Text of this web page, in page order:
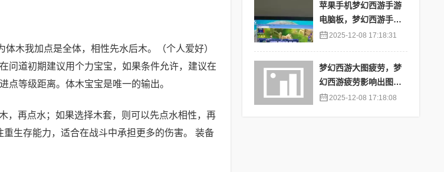
木我加点是全体，相性先水后木。（个人爱好）
问道初期建议用个力宝宝，如果条件允许，建议在
点等级距离。体木宝宝是唯一的输出。
，再点水；如果选择木套，则可以先点水相性，再
生存能力，适合在战斗中承担更多的伤害。 装备
苹果手机梦幻西游手游
电脑板，梦幻西游手游
苹果端怎么在电脑上登
2025-12-08 17:18:31
梦幻西游大图疲劳，梦
幻西游疲劳影响出图率
吗 2025-12-08 17:18:08